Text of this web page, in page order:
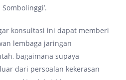
konsultasi ini dapat memberi
lembaga jaringan
bagaimana supaya
dari persoalan kekerasan